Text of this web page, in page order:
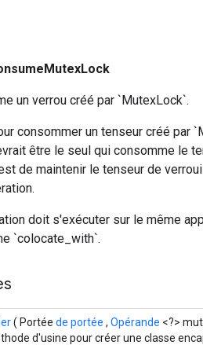
un verrou créé par `MutexLock`.
consommer un tenseur créé par
être le seul qui consomme le
de maintenir le tenseur de
doit s'exécuter sur le même
`colocate_with`.
( Portée de portée , Opérande <?>
d'usine pour créer une classe